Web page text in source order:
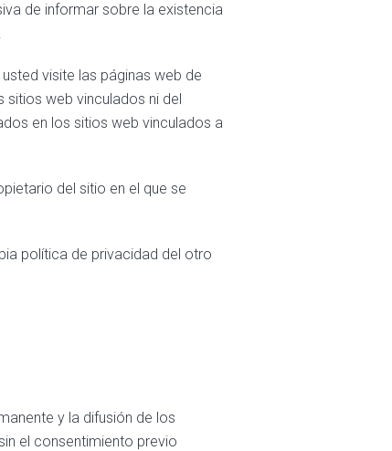
de informar sobre la existencia
visite las páginas web de
sitios web vinculados ni del
en los sitios web vinculados a
del sitio en el que se
política de privacidad del otro
y la difusión de los
el consentimiento previo